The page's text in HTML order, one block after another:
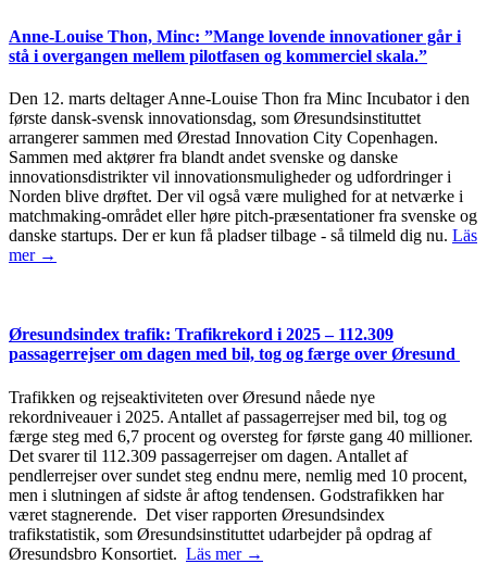
Anne-Louise Thon, Minc: ”Mange lovende innovationer går i
stå i overgangen mellem pilotfasen og kommerciel skala.”
Den 12. marts deltager Anne-Louise Thon fra Minc Incubator i den
første dansk-svensk innovationsdag, som Øresundsinstituttet
arrangerer sammen med Ørestad Innovation City Copenhagen.
Sammen med aktører fra blandt andet svenske og danske
innovationsdistrikter vil innovationsmuligheder og udfordringer i
Norden blive drøftet. Der vil også være mulighed for at netværke i
matchmaking-området eller høre pitch-præsentationer fra svenske og
danske startups. Der er kun få pladser tilbage - så tilmeld dig nu. Läs
mer →
Øresundsindex trafik: Trafikrekord i 2025 – 112.309
passagerrejser om dagen med bil, tog og færge over Øresund
Trafikken og rejseaktiviteten over Øresund nåede nye
rekordniveauer i 2025. Antallet af passagerrejser med bil, tog og
færge steg med 6,7 procent og oversteg for første gang 40 millioner.
Det svarer til 112.309 passagerrejser om dagen. Antallet af
pendlerrejser over sundet steg endnu mere, nemlig med 10 procent,
men i slutningen af sidste år aftog tendensen. Godstrafikken har
været stagnerende. Det viser rapporten Øresundsindex
trafikstatistik, som Øresundsinstituttet udarbejder på opdrag af
Øresundsbro Konsortiet. Läs mer →